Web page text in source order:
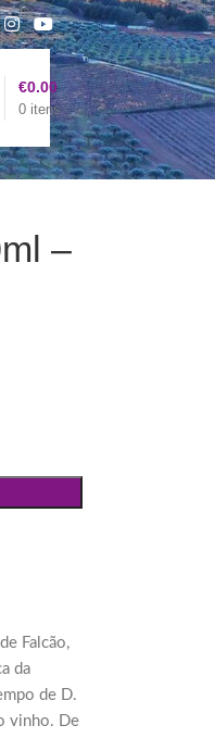
0 itens
€0.00
–
Falcão,
da
de D.
vinho. De